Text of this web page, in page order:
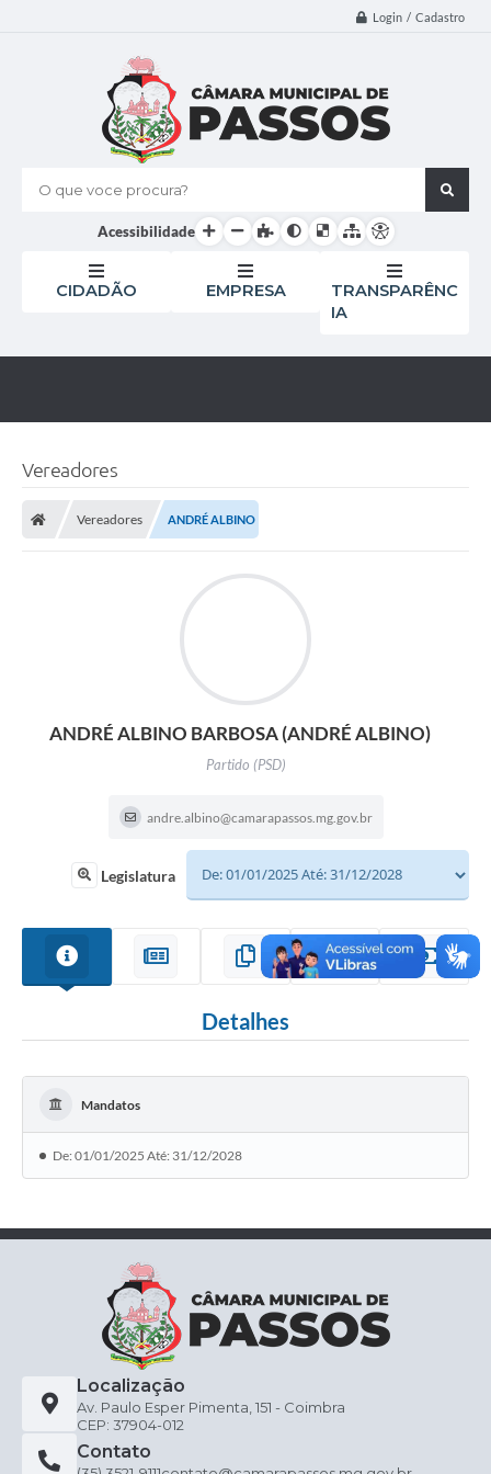
Login / Cadastro
O que voce procura?
Acessibilidade
CIDADÃO EMPRESA
TRANSPARÊNC
IA
Vereadores
Vereadores ANDRÉ ALBINO
ANDRÉ ALBINO BARBOSA (ANDRÉ ALBINO)
Partido (PSD)
andre.albino@camarapassos.mg.gov.br
Legislatura
Detalhes
Mandatos
De: 01/01/2025 Até: 31/12/2028
Localização
Av. Paulo Esper Pimenta, 151 - Coimbra
CEP: 37904-012
Contato